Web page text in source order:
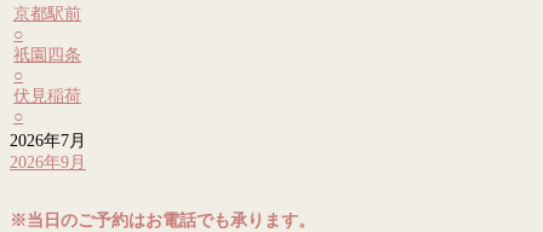
京都駅前
○
祇園四条
○
伏見稲荷
○
2026年7月
2026年9月
※当日のご予約はお電話でも承ります。